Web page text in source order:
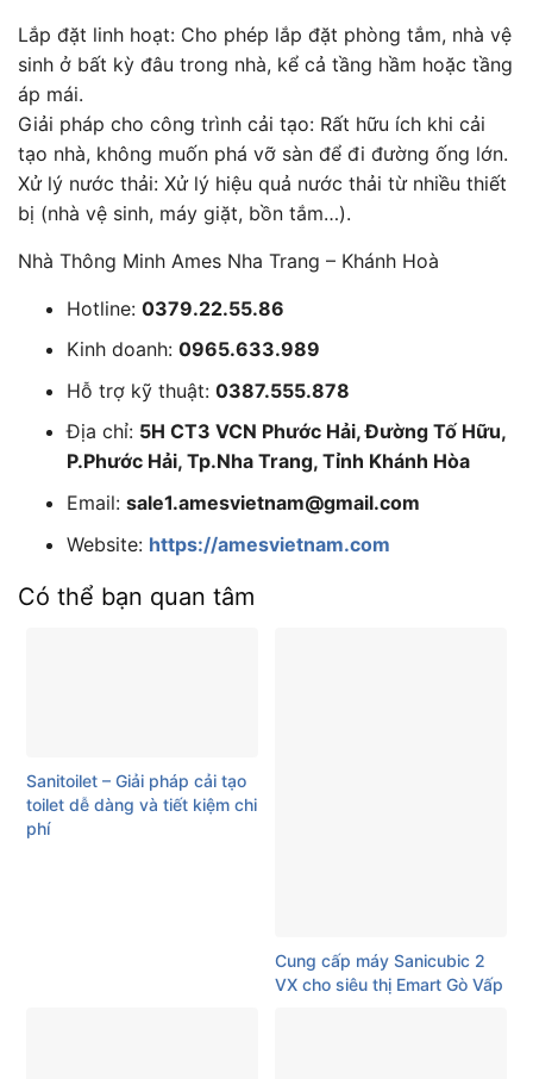
Lắp đặt linh hoạt: Cho phép lắp đặt phòng tắm, nhà vệ
sinh ở bất kỳ đâu trong nhà, kể cả tầng hầm hoặc tầng
áp mái.
Giải pháp cho công trình cải tạo: Rất hữu ích khi cải
tạo nhà, không muốn phá vỡ sàn để đi đường ống lớn.
Xử lý nước thải: Xử lý hiệu quả nước thải từ nhiều thiết
bị (nhà vệ sinh, máy giặt, bồn tắm…).
Nhà Thông Minh Ames Nha Trang – Khánh Hoà
Hotline: 0379.22.55.86
Kinh doanh: 0965.633.989
Hỗ trợ kỹ thuật: 0387.555.878
Địa chỉ: 5H CT3 VCN Phước Hải, Đường Tố Hữu,
P.Phước Hải, Tp.Nha Trang, Tỉnh Khánh Hòa
Email: sale1.amesvietnam@gmail.com
Website: https://amesvietnam.com
Có thể bạn quan tâm
Sanitoilet – Giải pháp cải tạo
toilet dễ dàng và tiết kiệm chi
phí
Cung cấp máy Sanicubic 2
VX cho siêu thị Emart Gò Vấp